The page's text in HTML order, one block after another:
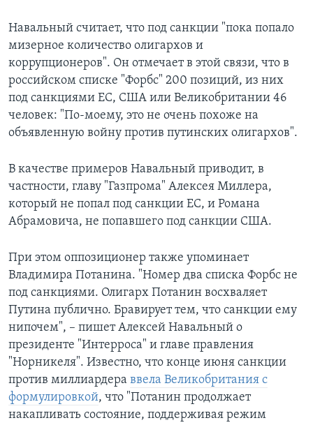
Навальный считает, что под санкции "пока попало
мизерное количество олигархов и
коррупционеров". Он отмечает в этой связи, что в
российском списке "Форбс" 200 позиций, из них
под санкциями ЕС, США или Великобритании 46
человек: "По-моему, это не очень похоже на
объявленную войну против путинских олигархов".
В качестве примеров Навальный приводит, в
частности, главу "Газпрома" Алексея Миллера,
который не попал под санкции ЕС, и Романа
Абрамовича, не попавшего под санкции США.
При этом оппозиционер также упоминает
Владимира Потанина. "Номер два списка Форбс не
под санкциями. Олигарх Потанин восхваляет
Путина публично. Бравирует тем, что санкции ему
нипочем", – пишет Алексей Навальный о
президенте "Интерроса" и главе правления
"Норникеля". Известно, что конце июня санкции
против миллиардера ввела Великобритания с
формулировкой, что "Потанин продолжает
накапливать состояние, поддерживая режим